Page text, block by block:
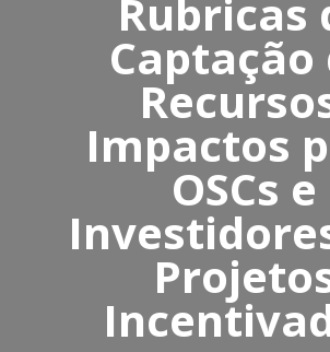
Rubricas
Captação
Impactos
OSCs e